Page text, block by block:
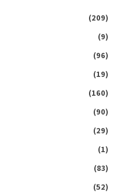
(209)
(9)
(96)
(19)
(160)
(90)
(29)
(1)
(83)
(52)